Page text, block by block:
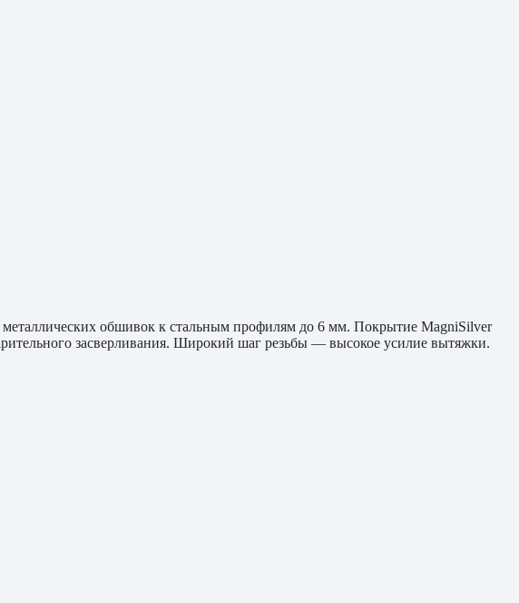
обшивок к стальным профилям до 6 мм. Покрытие MagniSilver
засверливания. Широкий шаг резьбы — высокое усилие вытяжки.